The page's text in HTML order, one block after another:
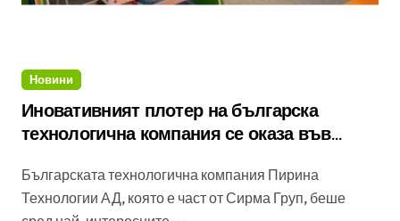
Новини
Иновативният плотер на българска
технологична компания се оказа във
Българската технологична компания Пирина
Технологии АД, която е част от Сирма Груп, беше